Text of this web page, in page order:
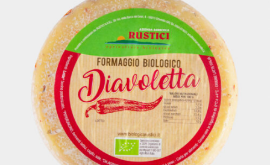
DETTAGLI